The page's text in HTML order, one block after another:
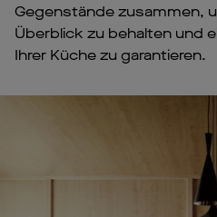
Gegenstände zusammen,
Überblick zu behalten und
Ihrer Küche zu garantieren.